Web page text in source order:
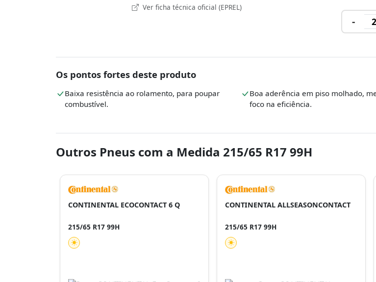
Ver ficha técnica oficial (EPREL)
- 2
Os pontos fortes deste produto
Baixa resistência ao rolamento, para poupar
combustível.
Boa aderência em piso molhado,
foco na eficiência.
Outros Pneus com a Medida 215/65 R17 99H
CONTINENTAL ECOCONTACT 6 Q
215/65 R17 99H
CONTINENTAL ALLSEASONCONTACT
215/65 R17 99H